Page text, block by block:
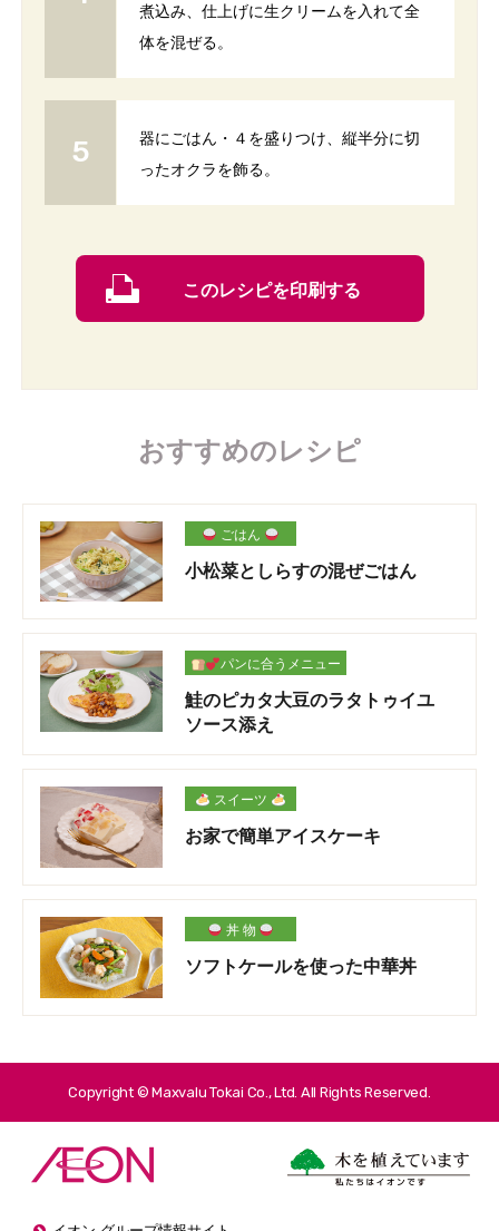
煮込み、仕上げに生クリームを入れて全
体を混ぜる。
器にごはん・４を盛りつけ、縦半分に切
ったオクラを飾る。
このレシピを印刷する
おすすめのレシピ
ごはん
小松菜としらすの混ぜごはん
パンに合うメニュー
鮭のピカタ大豆のラタトゥイユ
ソース添え
スイーツ
お家で簡単アイスケーキ
丼 物
ソフトケールを使った中華丼
Copyright © Maxvalu Tokai Co., Ltd. All Rights Reserved.